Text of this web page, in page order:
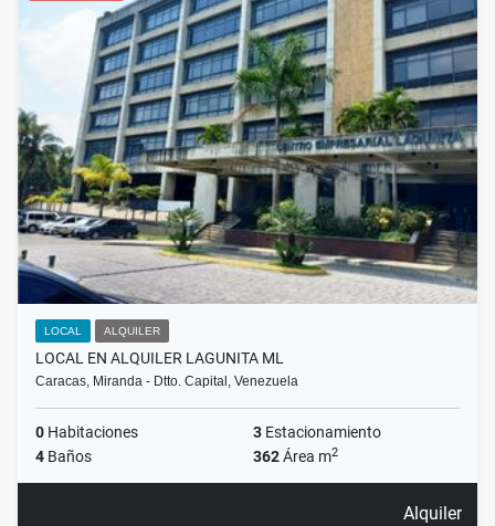
LOCAL ALQUILER
LOCAL EN ALQUILER LAGUNITA ML
Caracas, Miranda - Dtto. Capital, Venezuela
0 Habitaciones 3 Estacionamiento
4 Baños 362Área m2
Alquiler